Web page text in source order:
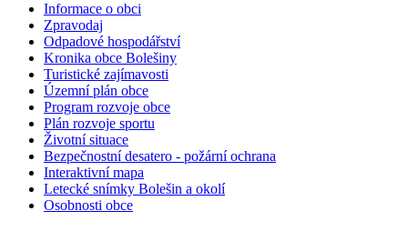
Informace o obci
Zpravodaj
Odpadové hospodářství
Kronika obce Bolešiny
Turistické zajímavosti
Územní plán obce
Program rozvoje obce
Plán rozvoje sportu
Životní situace
Bezpečnostní desatero - požární ochrana
Interaktivní mapa
Letecké snímky Bolešin a okolí
Osobnosti obce